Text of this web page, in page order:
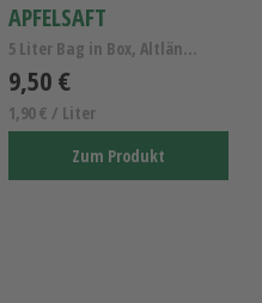
APFELSAFT
5 Liter Bag in Box, Altländer Apfelsaft naturtrüb
9,50 €
1,90 € / Liter
Zum Produkt